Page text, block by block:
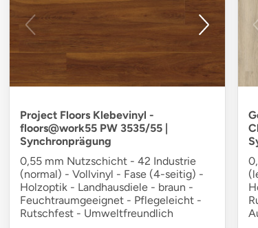
can
and
gestures.
Project Floors Klebevinyl -
floors@work55 PW 3535/55 |
Synchronprägung
0,55 mm Nutzschicht - 42 Industrie
(normal) - Vollvinyl - Fase (4-seitig) -
Holzoptik - Landhausdiele - braun -
Feuchtraumgeeignet - Pflegeleicht -
Rutschfest - Umweltfreundlich